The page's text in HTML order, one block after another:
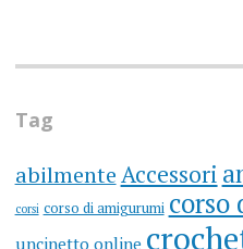
(ARGH)
Tag
abilmenteAccessori
corsi corso di amigurumi corso
uncinetto online